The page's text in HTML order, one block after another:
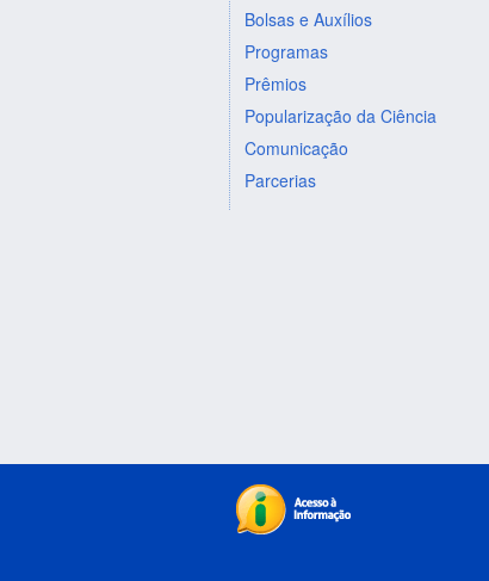
Bolsas e Auxílios
Programas
Prêmios
Popularização da Ciência
Comunicação
Parcerias